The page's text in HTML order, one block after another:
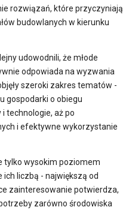
rozwiązań, które przyczyniają
budowlanych w kierunku
udowodnili, że młode
odpowiada na wyzwania
szeroki zakres tematów -
gospodarki o obiegu
technologie, aż po
i efektywne wykorzystanie
tylko wysokim poziomem
liczbą - największą od
zainteresowanie potwierdza,
zarówno środowiska